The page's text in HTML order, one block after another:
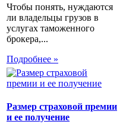
Чтобы понять, нуждаются
ли владельцы грузов в
услугах таможенного
брокера,...
Подробнее »
Размер страховой премии
и ее получение